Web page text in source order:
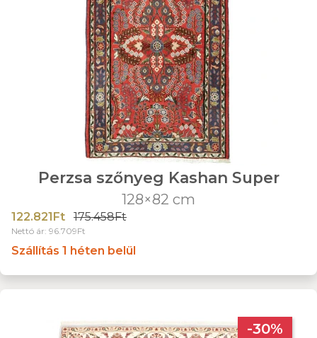
Perzsa szőnyeg Kashan Super
128×82 cm
122.821Ft 175.458Ft
Nettó ár: 96.709Ft
Szállítás 1 héten belül
-30%